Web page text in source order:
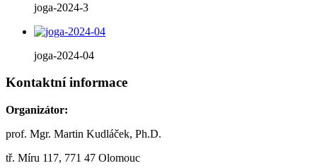
joga-2024-3
joga-2024-04
Kontaktní informace
Organizátor:
prof. Mgr. Martin Kudláček, Ph.D.
tř. Míru 117, 771 47 Olomouc